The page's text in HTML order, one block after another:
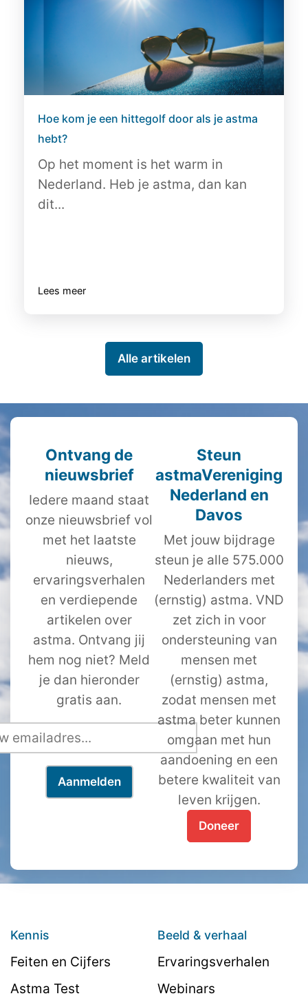
Hoe kom je een hittegolf door als je astma
hebt?
Op het moment is het warm in
Nederland. Heb je astma, dan kan
dit...
Lees meer
Alle artikelen
Ontvang de
nieuwsbrief
Iedere maand staat
onze nieuwsbrief vol
met het laatste
nieuws,
ervaringsverhalen
en verdiepende
artikelen over
astma. Ontvang jij
hem nog niet? Meld
je dan hieronder
gratis aan.
Steun
astmaVereniging
Nederland en
Davos
Met jouw bijdrage
steun je alle 575.000
Nederlanders met
(ernstig) astma. VND
zet zich in voor
ondersteuning van
mensen met
(ernstig) astma,
zodat mensen met
astma beter kunnen
omgaan met hun
aandoening en een
betere kwaliteit van
leven krijgen.
Doneer
Kennis
Feiten en Cijfers
Astma Test
Beeld & verhaal
Ervaringsverhalen
Webinars